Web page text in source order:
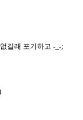
길래 포기하고 -_-;